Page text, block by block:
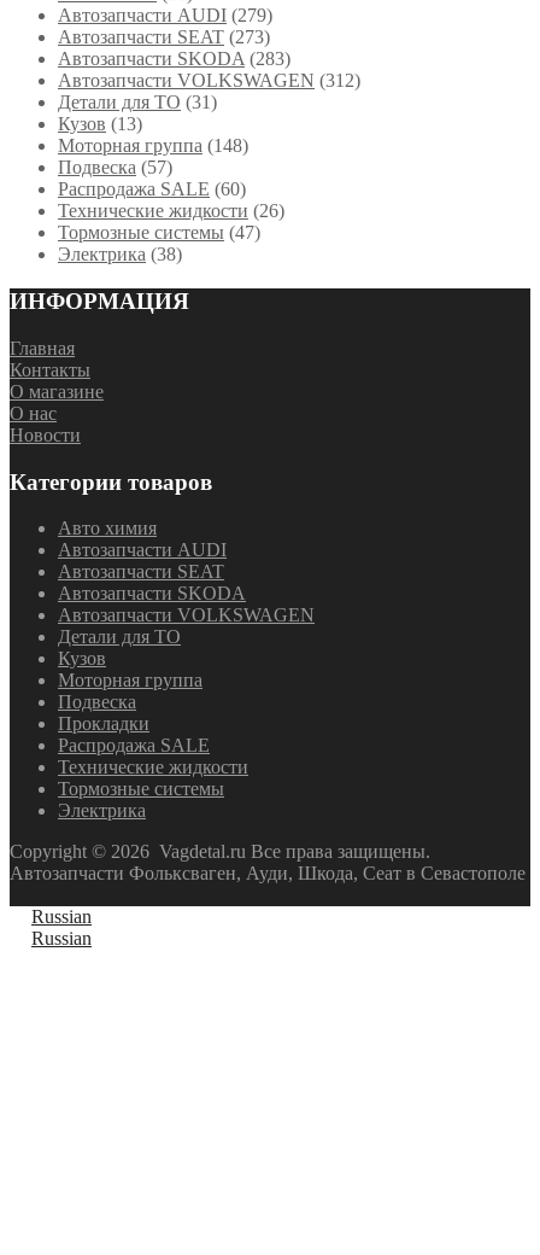
Автозапчасти AUDI (279)
Автозапчасти SEAT (273)
Автозапчасти SKODA (283)
Автозапчасти VOLKSWAGEN (312)
Детали для ТО (31)
Кузов (13)
Моторная группа (148)
Подвеска (57)
Распродажа SALE (60)
Технические жидкости (26)
Тормозные системы (47)
Электрика (38)
ИНФОРМАЦИЯ
Главная
Контакты
О магазине
О нас
Новости
Категории товаров
Авто химия
Автозапчасти AUDI
Автозапчасти SEAT
Автозапчасти SKODA
Автозапчасти VOLKSWAGEN
Детали для ТО
Кузов
Моторная группа
Подвеска
Прокладки
Распродажа SALE
Технические жидкости
Тормозные системы
Электрика
Copyright © 2026 Vagdetal.ru Все права защищены.
Автозапчасти Фольксваген, Ауди, Шкода, Сеат в Севастополе
Russian
Russian